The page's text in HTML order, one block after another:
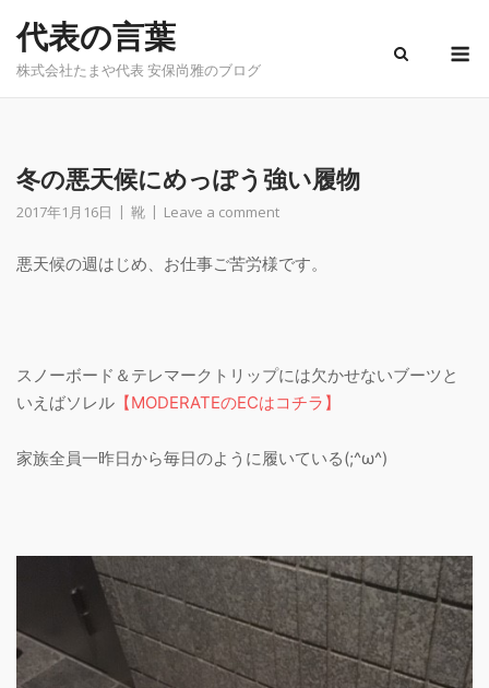
content
代表の言葉
株式会社たまや代表 安保尚雅のブログ
冬の悪天候にめっぽう強い履物
2017年1月16日 靴 Leave a comment
悪天候の週はじめ、お仕事ご苦労様です。
スノーボード＆テレマークトリップには欠かせないブーツと
いえばソレル 【MODERATEのECはコチラ】
家族全員一昨日から毎日のように履いている(;^ω^)